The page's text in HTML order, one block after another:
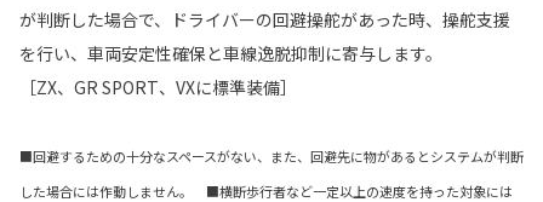
が判断した場合で、ドライバーの回避操舵があった時、操舵支援
を行い、車両安定性確保と車線逸脱抑制に寄与します。
［ZX、GR SPORT、VXに標準装備］
■回避するための十分なスペースがない、また、回避先に物があるとシステムが判断
した場合には作動しません。 ■横断歩行者など一定以上の速度を持った対象には